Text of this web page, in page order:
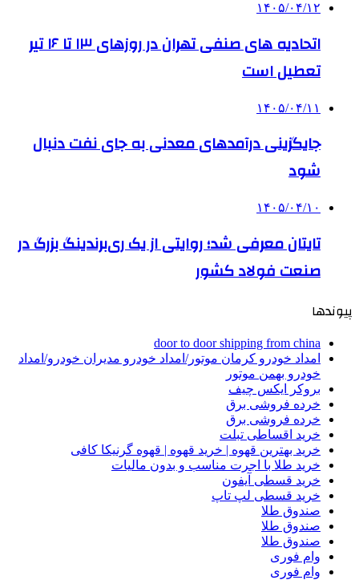
۱۴۰۵/۰۴/۱۲
اتحادیه های صنفی تهران در روزهای ۱۳ تا ۱۶ تیر
تعطیل است
۱۴۰۵/۰۴/۱۱
جایگزینی درآمدهای معدنی به جای نفت دنبال
شود
۱۴۰۵/۰۴/۱۰
تایتان معرفی شد؛ روایتی از یک ری‌برندینگ بزرگ در
صنعت فولاد کشور
پیوندها
door to door shipping from china
امداد خودرو کرمان موتور/امداد خودرو مدیران خودرو/امداد
خودرو بهمن موتور
بروکر ایکس چیف
خرده فروشی برق
خرده فروشی برق
خرید اقساطی تبلت
خرید بهترین قهوه | خرید قهوه | قهوه گرنیکا کافی
خرید طلا با اجرت مناسب و بدون مالیات
خرید قسطی آیفون
خرید قسطی لپ تاپ
صندوق طلا
صندوق طلا
صندوق طلا
وام فوری
وام فوری